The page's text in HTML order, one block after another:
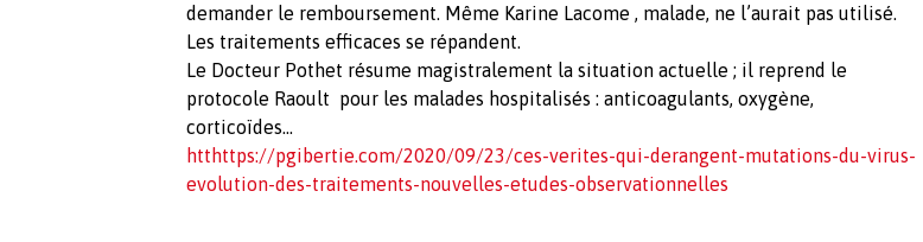
demander le remboursement. Même Karine Lacome , malade, ne l’aurait pas utilisé.
Les traitements efficaces se répandent.
Le Docteur Pothet résume magistralement la situation actuelle ; il reprend le
protocole Raoult pour les malades hospitalisés : anticoagulants, oxygène,
corticoïdes…
htthttps://pgibertie.com/2020/09/23/ces-verites-qui-derangent-mutations-du-virus-
evolution-des-traitements-nouvelles-etudes-observationnelles